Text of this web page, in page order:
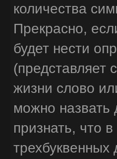
количества
Прекрасно,
будет нести
(представляет
жизни слово
можно
признать, что